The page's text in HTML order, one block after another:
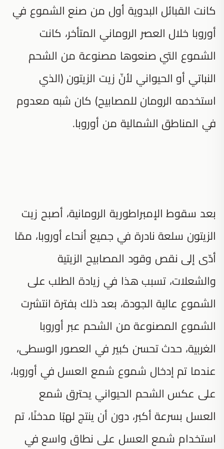
كانت القبائل البدوية أول من صنع الشموع في
أوروبا خلال العصر الروماني المتأخر، كانت
الشموع التي صنعوها مصنوعة من الشحم
النباتي أو الحيواني لأنّ زيت الزيتون (الذي
استخدمه الرومان للمصابيح) كان شبه معدوم
في المناطق الشمالية من أوروبا.
بعد سقوط الإمبراطورية الرومانية، أصبح زيت
الزيتون سلعة نادرة في جميع أنحاء أوروبا، ممّا
أدّى إلى نقص وقود المصابيح الزيتية
والشعلات، تسبب هذا في زيادة الطلب على
الشموع عالية الجودة، بعد ذلك بفترة انتشرت
الشموع المصنوعة من الشحم عبر أوروبا
الغربية، حدث تحسن كبير في العصور الوسطى،
عندما تم إدخال شموع شمع العسل في أوروبا،
على عكس الشحم الحيواني يحترق شمع
العسل بسرعة أكبر، دون أن ينتج لهبًا مدخنًا، تم
استخدام شمع العسل على نطاق واسع في